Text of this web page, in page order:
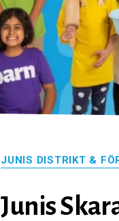
JUNIS DISTRIKT &
Junis